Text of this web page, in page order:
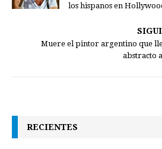
los hispanos en
Muere el pintor argentino que
abstracto
RECIENTES